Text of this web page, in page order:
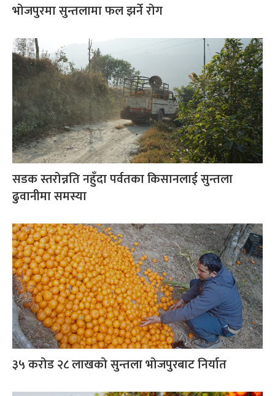
भोजपुरमा सुन्तलामा फल झर्ने रोग
सडक स्तरोन्नति नहुँदा पर्वतका किसानलाई सुन्तला
ढुवानीमा समस्या
३५ करोड २८ लाखको सुन्तला भोजपुरबाट निर्यात